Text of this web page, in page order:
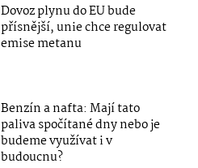
Dovoz plynu do EU bude
přísnější, unie chce regulovat
emise metanu
Benzín a nafta: Mají tato
paliva spočítané dny nebo je
budeme využívat i v
budoucnu?